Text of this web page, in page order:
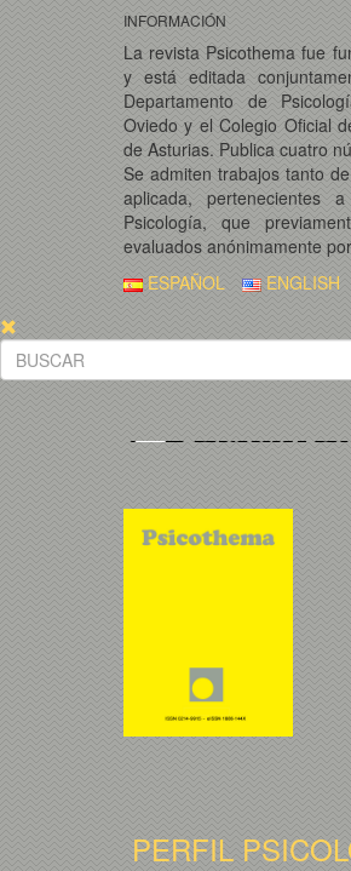
INFORMACIÓN
La revista Psicothema fue
y está editada
Departamento de
Oviedo y el Colegio Oficial
de Asturias. Publica cuatro
Se admiten trabajos tanto
aplicada, pertenecientes
Psicología, que
evaluados anónimamente
ESPAÑOL ENGLISH
PERFIL